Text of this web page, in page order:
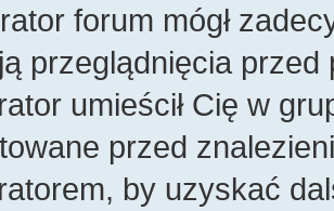
forum mógł
przeglądnięcia
umieścił Cię w
przed
by uzyskać